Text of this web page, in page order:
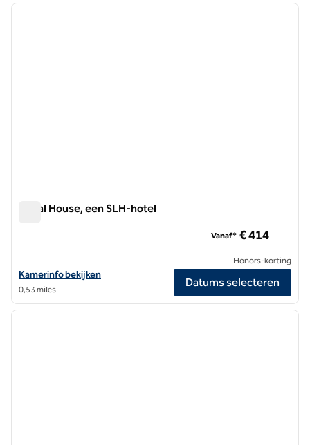
1 van 9
Canal House, een SLH-hotel
Bekijk hoteldetails voor Canal House, een SLH Hotel
Kamerinfo bekijken
0,53 miles
Vanaf* € 414
Honors-korting
Datums selecteren
1/12
1 van 12